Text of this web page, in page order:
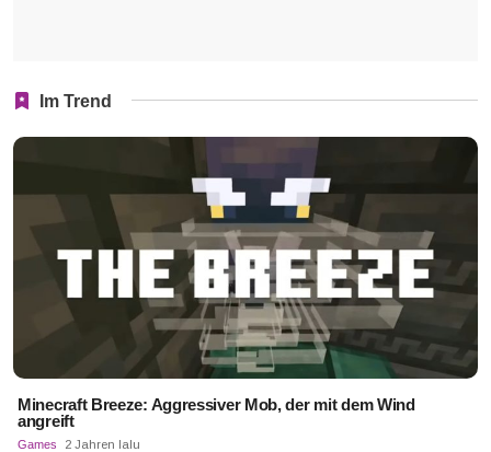
Im Trend
Minecraft Breeze: Aggressiver Mob, der mit dem Wind
angreift
Games 2 Jahren lalu